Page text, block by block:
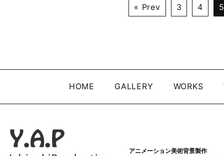
« Prev 3 4 5
HOME GALLERY WORKS
アニメーション美術背景製作